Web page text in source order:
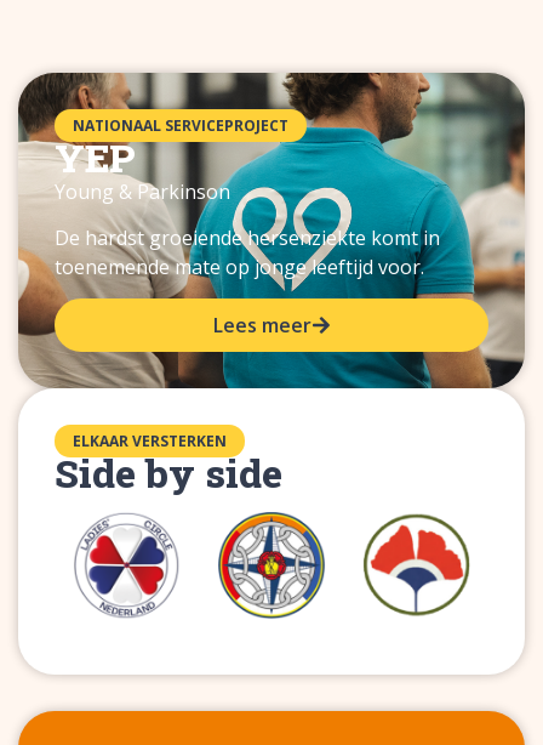
NATIONAAL SERVICEPROJECT
YEP
Young & Parkinson
De hardst groeiende hersenziekte komt in
toenemende mate op jonge leeftijd voor.
Lees meer
ELKAAR VERSTERKEN
Side by side